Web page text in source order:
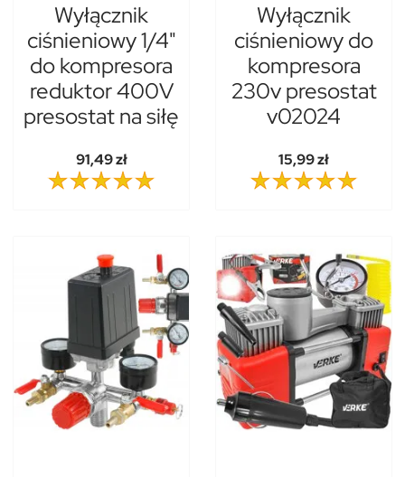
Wyłącznik
ciśnieniowy 1/4"
do kompresora
reduktor 400V
presostat na siłę
91,49 zł
Wyłącznik
ciśnieniowy do
kompresora
230v presostat
v02024
15,99 zł